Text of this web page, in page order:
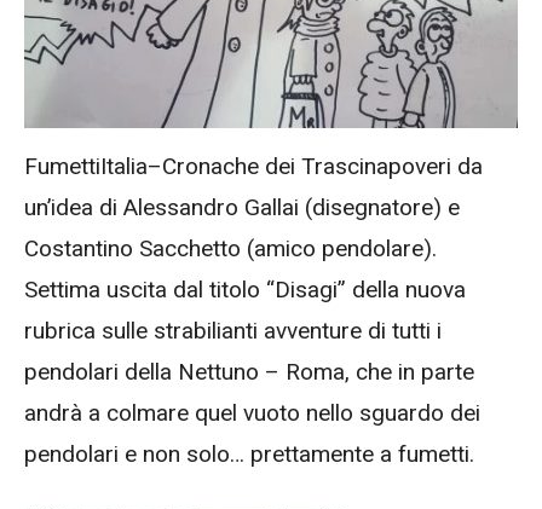
FumettiItalia–Cronache dei Trascinapoveri da
un’idea di Alessandro Gallai (disegnatore) e
Costantino Sacchetto (amico pendolare).
Settima uscita dal titolo “Disagi” della nuova
rubrica sulle strabilianti avventure di tutti i
pendolari della Nettuno – Roma, che in parte
andrà a colmare quel vuoto nello sguardo dei
pendolari e non solo… prettamente a fumetti.